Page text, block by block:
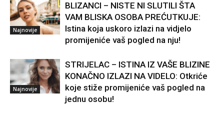
Najnovije
BLIZANCI – NISTE NI SLUTILI ŠTA
VAM BLISKA OSOBA PREĆUTKUJE:
Istina koja uskoro izlazi na vidjelo
promijeniće vaš pogled na nju!
Najnovije
STRIJELAC – ISTINA IZ VAŠE BLIZINE
KONAČNO IZLAZI NA VIDELO: Otkriće
koje stiže promijeniće vaš pogled na
jednu osobu!